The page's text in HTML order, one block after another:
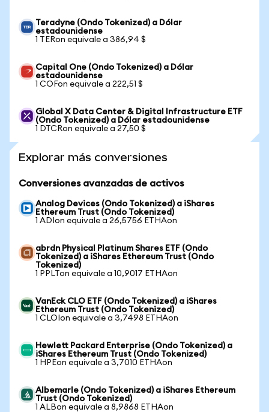
Teradyne (Ondo Tokenized) a Dólar
estadounidense
1 TERon equivale a 386,94 $
Capital One (Ondo Tokenized) a Dólar
estadounidense
1 COFon equivale a 222,51 $
Global X Data Center & Digital Infrastructure ETF
(Ondo Tokenized) a Dólar estadounidense
1 DTCRon equivale a 27,50 $
Explorar más conversiones
Conversiones avanzadas de activos
Analog Devices (Ondo Tokenized) a iShares
Ethereum Trust (Ondo Tokenized)
1 ADIon equivale a 26,5756 ETHAon
abrdn Physical Platinum Shares ETF (Ondo
Tokenized) a iShares Ethereum Trust (Ondo
Tokenized)
1 PPLTon equivale a 10,9017 ETHAon
VanEck CLO ETF (Ondo Tokenized) a iShares
Ethereum Trust (Ondo Tokenized)
1 CLOIon equivale a 3,7498 ETHAon
Hewlett Packard Enterprise (Ondo Tokenized) a
iShares Ethereum Trust (Ondo Tokenized)
1 HPEon equivale a 3,7010 ETHAon
Albemarle (Ondo Tokenized) a iShares Ethereum
Trust (Ondo Tokenized)
1 ALBon equivale a 8,9868 ETHAon